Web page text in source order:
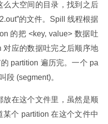
大空间的目录，找到之后
的文件。Spill 线程根据
的把 <key, value> 数据吐
对应的数据吐完之后顺序地
partition 遍历完。一个 pa
段 (segment)。
放在这个文件里，虽然是顺
个 partition 在这个文件中